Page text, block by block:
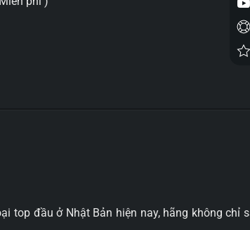
top đầu ở Nhật Bản hiện nay, hãng không chỉ